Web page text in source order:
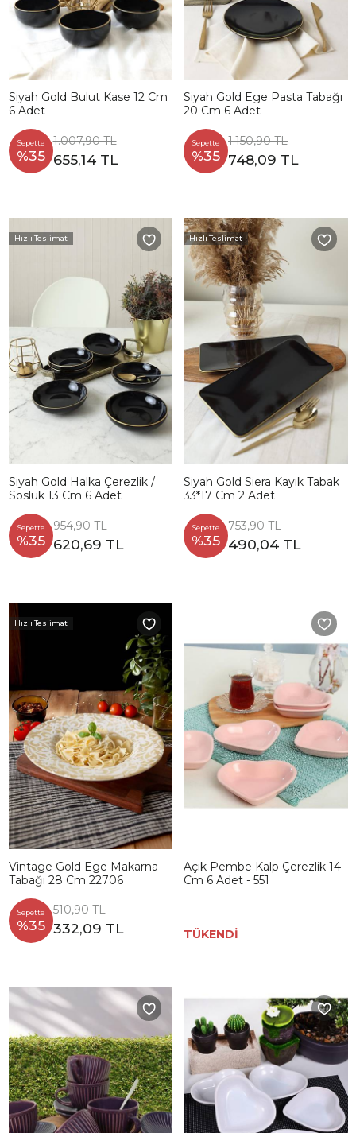
Siyah Gold Bulut Kase 12 Cm
6 Adet
Sepette
%35
1.007,90 TL
655,14 TL
Siyah Gold Ege Pasta Tabağı
20 Cm 6 Adet
Sepette
%35
1.150,90 TL
748,09 TL
Hızlı Teslimat
Siyah Gold Halka Çerezlik /
Sosluk 13 Cm 6 Adet
Sepette
%35
954,90 TL
620,69 TL
Hızlı Teslimat
Siyah Gold Siera Kayık Tabak
33*17 Cm 2 Adet
Sepette
%35
753,90 TL
490,04 TL
Hızlı Teslimat
Vintage Gold Ege Makarna
Tabağı 28 Cm 22706
Sepette
%35
510,90 TL
332,09 TL
Açık Pembe Kalp Çerezlik 14
Cm 6 Adet - 551
TÜKENDİ